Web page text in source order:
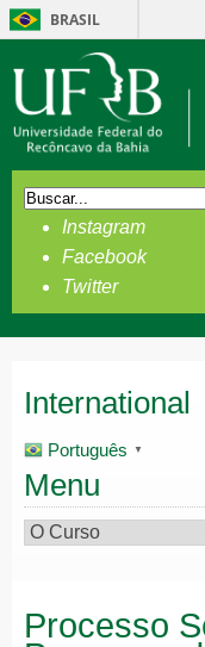
BRASIL
Instagram
Facebook
Twitter
International
Português ▼
Menu
Processo